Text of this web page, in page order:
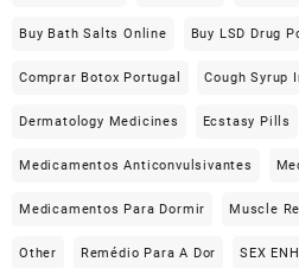
Buy Bath Salts Online Buy LSD Drug
Comprar Botox Portugal Cough Syrup
Dermatology Medicines Ecstasy Pills
Medicamentos Anticonvulsivantes
Medicamentos Para Dormir Muscle
Other Remédio Para A Dor SEX